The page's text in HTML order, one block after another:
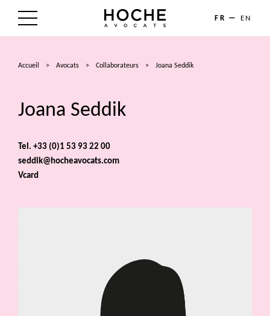
FR EN
LES AVOCATS
TALENTS
Accueil > Avocats > Collaborateurs > Joana Seddik
Joana Seddik
Tel. +33 (0)1 53 93 22 00
seddik@hocheavocats.com
Vcard